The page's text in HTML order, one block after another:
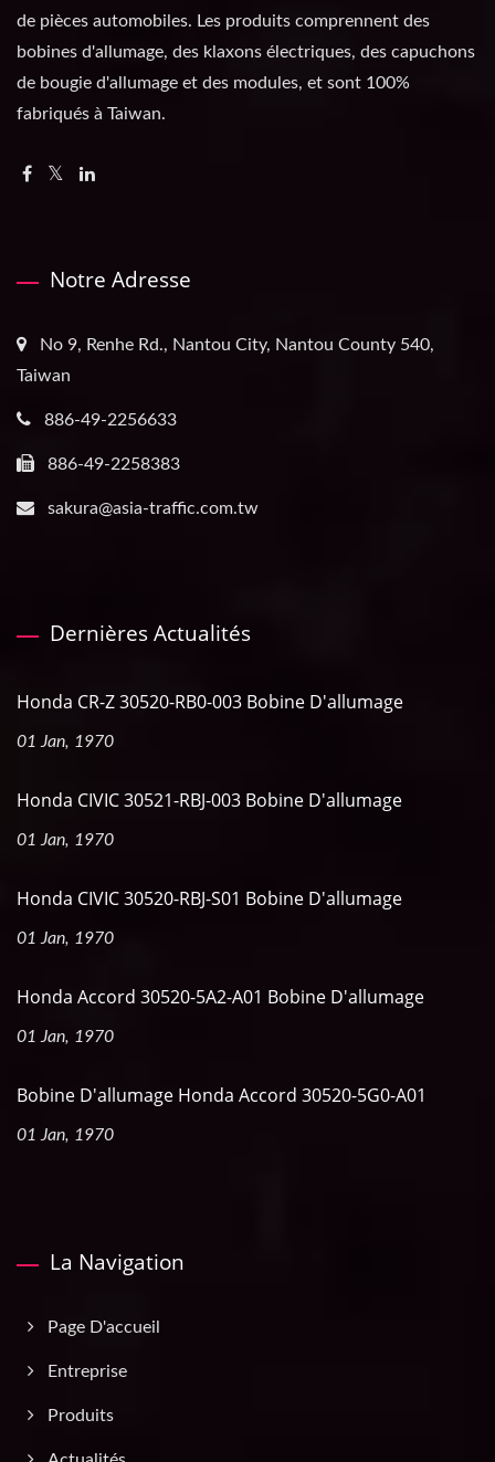
de pièces automobiles. Les produits comprennent des
bobines d'allumage, des klaxons électriques, des capuchons
de bougie d'allumage et des modules, et sont 100%
fabriqués à Taiwan.
Notre Adresse
No 9, Renhe Rd., Nantou City, Nantou County 540,
Taiwan
886-49-2256633
886-49-2258383
sakura@asia-traffic.com.tw
Dernières Actualités
Honda CR-Z 30520-RB0-003 Bobine D'allumage
01 Jan, 1970
Honda CIVIC 30521-RBJ-003 Bobine D'allumage
01 Jan, 1970
Honda CIVIC 30520-RBJ-S01 Bobine D'allumage
01 Jan, 1970
Honda Accord 30520-5A2-A01 Bobine D'allumage
01 Jan, 1970
Bobine D'allumage Honda Accord 30520-5G0-A01
01 Jan, 1970
La Navigation
Page D'accueil
Entreprise
Produits